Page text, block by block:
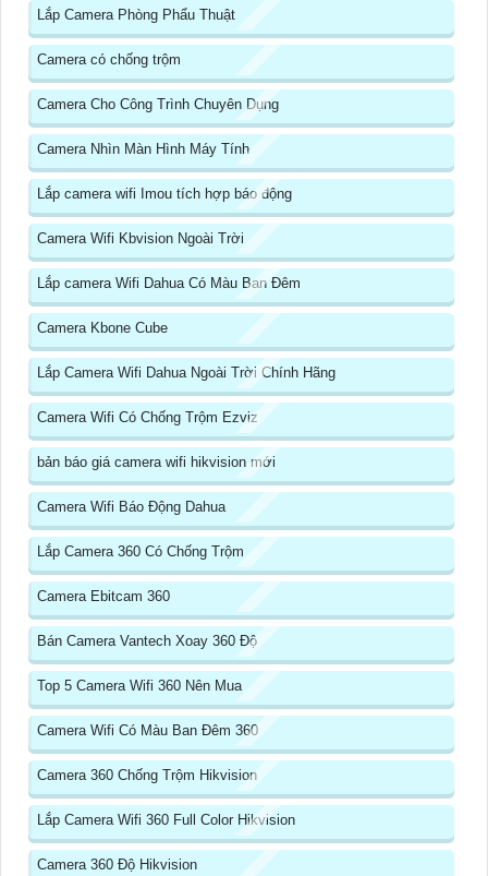
Lắp Camera Phòng Phẩu Thuật
Camera có chống trộm
Camera Cho Công Trình Chuyên Dụng
Camera Nhìn Màn Hình Máy Tính
Lắp camera wifi Imou tích hợp báo động
Camera Wifi Kbvision Ngoài Trời
Lắp camera Wifi Dahua Có Màu Ban Đêm
Camera Kbone Cube
Lắp Camera Wifi Dahua Ngoài Trời Chính Hãng
Camera Wifi Có Chống Trộm Ezviz
bản báo giá camera wifi hikvision mới
Camera Wifi Báo Động Dahua
Lắp Camera 360 Có Chống Trộm
Camera Ebitcam 360
Bán Camera Vantech Xoay 360 Độ
Top 5 Camera Wifi 360 Nên Mua
Camera Wifi Có Màu Ban Đêm 360
Camera 360 Chống Trộm Hikvision
Lắp Camera Wifi 360 Full Color Hikvision
Camera 360 Độ Hikvision